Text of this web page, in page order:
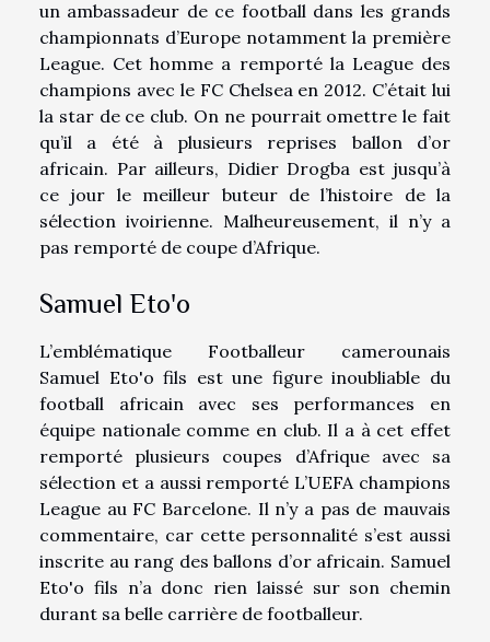
un ambassadeur de ce football dans les grands
championnats d’Europe notamment la première
League. Cet homme a remporté la League des
champions avec le FC Chelsea en 2012. C’était lui
la star de ce club. On ne pourrait omettre le fait
qu’il a été à plusieurs reprises ballon d’or
africain. Par ailleurs, Didier Drogba est jusqu’à
ce jour le meilleur buteur de l’histoire de la
sélection ivoirienne. Malheureusement, il n’y a
pas remporté de coupe d’Afrique.
Samuel Eto'o
L’emblématique Footballeur camerounais
Samuel Eto'o fils est une figure inoubliable du
football africain avec ses performances en
équipe nationale comme en club. Il a à cet effet
remporté plusieurs coupes d’Afrique avec sa
sélection et a aussi remporté L’UEFA champions
League au FC Barcelone. Il n’y a pas de mauvais
commentaire, car cette personnalité s’est aussi
inscrite au rang des ballons d’or africain. Samuel
Eto'o fils n’a donc rien laissé sur son chemin
durant sa belle carrière de footballeur.